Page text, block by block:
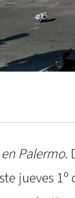
Palermo.
jueves